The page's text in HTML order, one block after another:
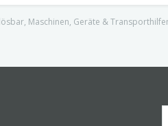
Maschinen, Geräte &